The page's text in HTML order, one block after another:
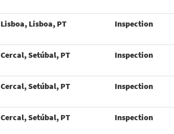
Lisboa, Lisboa, PT Inspection
Cercal, Setúbal, PT Inspection
Cercal, Setúbal, PT Inspection
Cercal, Setúbal, PT Inspection